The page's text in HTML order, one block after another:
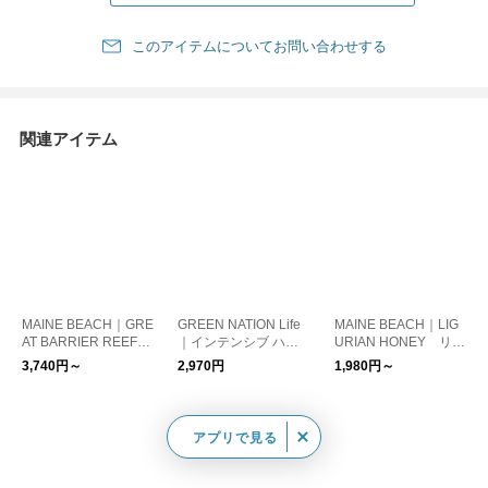
このアイテムについてお問い合わせする
関連アイテム
MAINE BEACH｜GRE
AT BARRIER REEF
バスソルト
3,740円～
GREEN NATION Life
｜インテンシブ ハン
ドクリーム 50ml ス
イートオレンジ＆レモ
ト&イランイラン ア
ロマ/保湿/植物由来
2,970円
MAINE BEACH｜LIG
URIAN HONEY リッ
プバーム、ハンドクリ
ーム、ギフトセット
1,980円～
アプリで見る